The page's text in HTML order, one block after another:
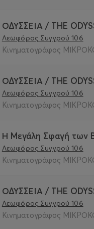
ΟΔΥΣΣΕΙΑ / THE
Λεωφόρος Συγγρού 106
Κινηματογράφος
ΟΔΥΣΣΕΙΑ / THE
Λεωφόρος Συγγρού 106
Κινηματογράφος
Η Μεγάλη Σφαγή των
Λεωφόρος Συγγρού 106
Κινηματογράφος
ΟΔΥΣΣΕΙΑ / THE
Λεωφόρος Συγγρού 106
Κινηματογράφος